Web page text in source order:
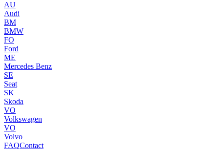
AU
Audi
BM
BMW
FO
Ford
ME
Mercedes Benz
SE
Seat
SK
Skoda
VO
Volkswagen
VO
Volvo
FAQContact